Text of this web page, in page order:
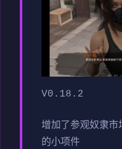
V0.18.2
增加了参观奴隶
的小项件